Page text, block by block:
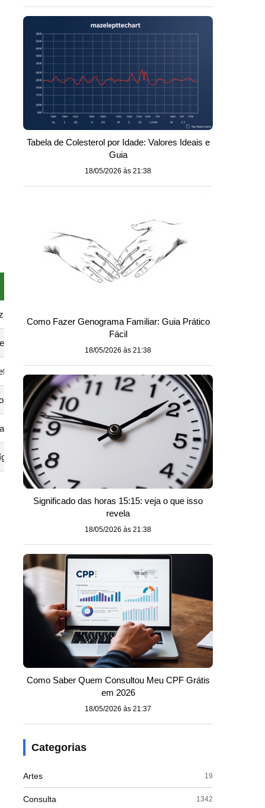
e extrema pobreza
a pandemia
de baixa renda
seringueiros e indígenas que comprovem atividade rural
em instituições federais
Tabela de Colesterol por Idade: Valores Ideais e
Guia
18/05/2026 às 21:38
Como Fazer Genograma Familiar: Guia Prático
Fácil
18/05/2026 às 21:38
Significado das horas 15:15: veja o que isso
revela
18/05/2026 às 21:38
Como Saber Quem Consultou Meu CPF Grátis
em 2026
18/05/2026 às 21:37
Categorias
Artes 19
Consulta 1342